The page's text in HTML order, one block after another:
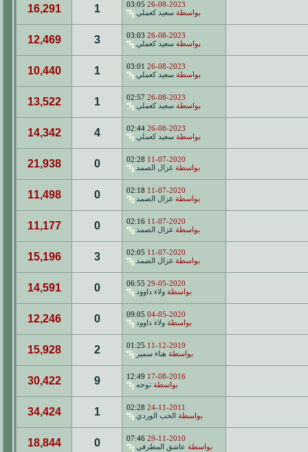
26-08-2023
03:05
بواسطة سعيد كعملي 1
16,291
26-08-2023
03:03
بواسطة سعيد كعملي 3
12,469
26-08-2023
03:01
بواسطة سعيد كعملي 1
10,440
26-08-2023
02:57
بواسطة سعيد كعملي 1
13,522
26-08-2023
02:44
بواسطة سعيد كعملي 4
14,342
11-07-2020
02:28
بواسطة غزال الصمد 0
21,938
11-07-2020
02:18
بواسطة غزال الصمد 0
11,498
11-07-2020
02:16
بواسطة غزال الصمد 0
11,177
11-07-2020
02:05
بواسطة غزال الصمد 3
15,196
29-05-2020
06:55
بواسطة ولاء داوود 0
14,591
04-05-2020
09:05
بواسطة ولاء داوود 0
12,246
11-12-2019
01:25
بواسطة هناء سمير 2
15,928
17-08-2016
12:49
بواسطة توحه 9
30,422
24-11-2011
02:28
بواسطة
الحب الوردي 1
34,424
29-11-2010
07:46
بواسطة عاشق المطرفي 0
18,844